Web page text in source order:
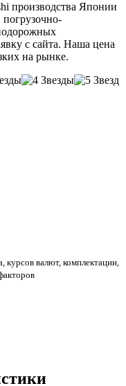
производства Японии
погрузочно-
с сайта. Наша цена
на рынке.
курсов валют, комплектации,